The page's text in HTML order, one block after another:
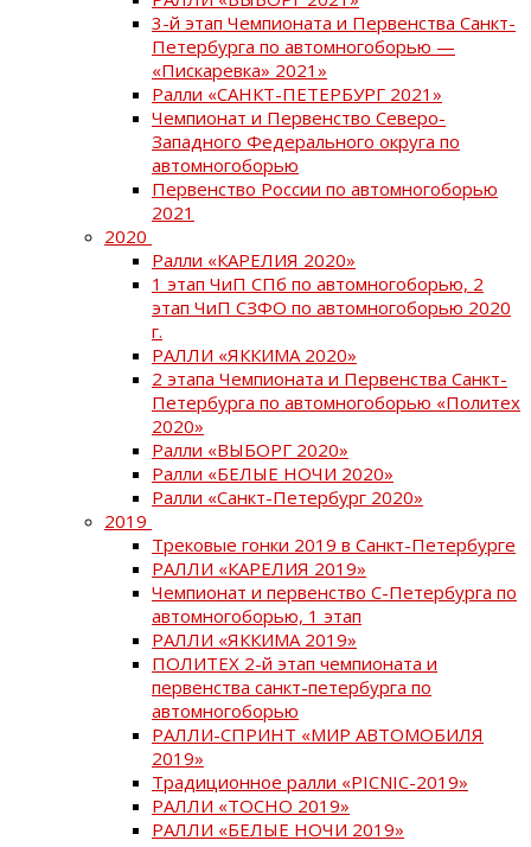
3-й этап Чемпионата и Первенства Санкт-
Петербурга по автомногоборью —
«Пискаревка» 2021»
Ралли «САНКТ-ПЕТЕРБУРГ 2021»
Чемпионат и Первенство Северо-
Западного Федерального округа по
автомногоборью
Первенство России по автомногоборью
2021
2020
Ралли «КАРЕЛИЯ 2020»
1 этап ЧиП СПб по автомногоборью, 2
этап ЧиП СЗФО по автомногоборью 2020
г.
РАЛЛИ «ЯККИМА 2020»
2 этапа Чемпионата и Первенства Санкт-
Петербурга по автомногоборью «Политех
2020»
Ралли «ВЫБОРГ 2020»
Ралли «БЕЛЫЕ НОЧИ 2020»
Ралли «Санкт-Петербург 2020»
2019
Трековые гонки 2019 в Санкт-Петербурге
РАЛЛИ «КАРЕЛИЯ 2019»
Чемпионат и первенство С-Петербурга по
автомногоборью, 1 этап
РАЛЛИ «ЯККИМА 2019»
ПОЛИТЕХ 2-й этап чемпионата и
первенства санкт-петербурга по
автомногоборью
РАЛЛИ-СПРИНТ «МИР АВТОМОБИЛЯ
2019»
Традиционное ралли «PICNIC-2019»
РАЛЛИ «ТОСНО 2019»
РАЛЛИ «БЕЛЫЕ НОЧИ 2019»